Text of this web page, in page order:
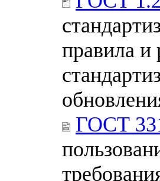
правила и
ГОСТ